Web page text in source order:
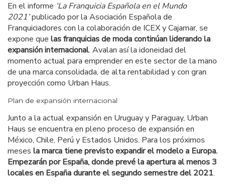
En el informe ‘La Franquicia Española en el Mundo
2021’publicado por la Asociación Española de
Franquiciadores con la colaboración de ICEX y Cajamar, se
expone que las franquicias de moda continúan liderando la
expansión internacional. Avalan así la idoneidad del
momento actual para emprender en este sector de la mano
de una marca consolidada, de alta rentabilidad y con gran
proyección como Urban Haus.
Plan de expansión internacional
Junto a la actual expansión en Uruguay y Paraguay, Urban
Haus se encuentra en pleno proceso de expansión en
México, Chile, Perú y Estados Unidos. Para los próximos
meses la marca tiene previsto expandir el modelo a Europa.
Empezarán por España, donde prevé la apertura al menos 3
locales en España durante el segundo semestre del 2021.